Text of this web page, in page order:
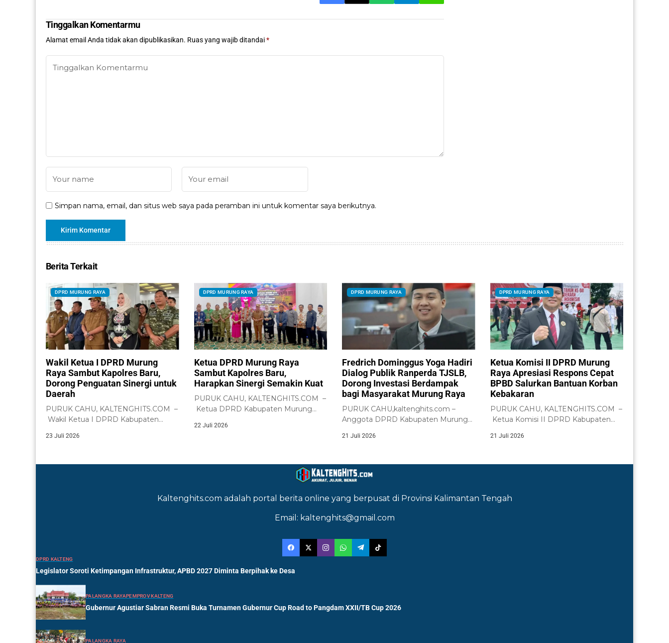
Tinggalkan Komentarmu
Alamat email Anda tidak akan dipublikasikan. Ruas yang wajib ditandai*
Simpan nama, email, dan situs web saya pada peramban ini untuk komentar saya berikutnya.
Berita Terkait
DPRD MURUNG RAYA
Wakil Ketua I DPRD Murung
Raya Sambut Kapolres Baru,
Dorong Penguatan Sinergi untuk
Daerah
PURUK CAHU, KALTENGHITS.COM –
Wakil Ketua I DPRD Kabupaten
23 Juli 2026
DPRD MURUNG RAYA
Ketua DPRD Murung Raya
Sambut Kapolres Baru,
Harapkan Sinergi Semakin Kuat
PURUK CAHU, KALTENGHITS.COM –
Ketua DPRD Kabupaten Murung
22 Juli 2026
DPRD MURUNG RAYA
Fredrich Dominggus Yoga Hadiri
Dialog Publik Ranperda TJSLB,
Dorong Investasi Berdampak
bagi Masyarakat Murung Raya
PURUK CAHU,kaltenghits.com –
Anggota DPRD Kabupaten Murung
S.H.,...
21 Juli 2026
DPRD MURUNG RAYA
Ketua Komisi II DPRD Murung
Raya Apresiasi Respons Cepat
BPBD Salurkan Bantuan Korban
Kebakaran
PURUK CAHU, KALTENGHITS.COM –
Ketua Komisi II DPRD Kabupaten
21 Juli 2026
Kaltenghits.com adalah portal berita online yang berpusat di Provinsi Kalimantan Tengah
Email: kaltenghits@gmail.com
DPRD KALTENG
Legislator Soroti Ketimpangan Infrastruktur, APBD 2027 Diminta Berpihak ke Desa
PALANGKA RAYAPEMPROV KALTENG
Gubernur Agustiar Sabran Resmi Buka Turnamen Gubernur Cup Road to Pangdam XXII/TB Cup 2026
PALANGKA RAYA